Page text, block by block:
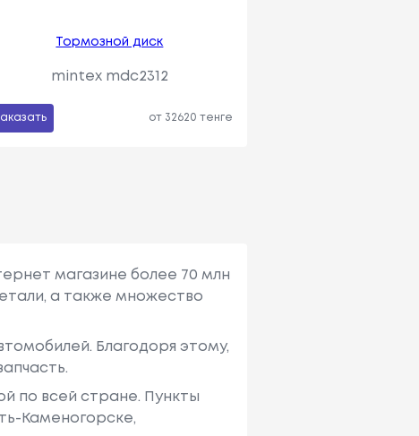
Тормозной диск
mintex mdc2312
от 32620 тенге
магазине более 70 млн
а также множество
Благодоря этому,
по всей стране. Пункты
Каменогорске,